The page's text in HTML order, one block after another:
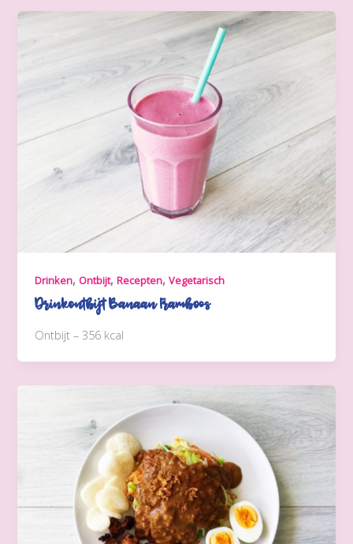
Drinken, Ontbijt,Recepten,Vegetarisch
Drinkontbijt Banaan Framboos
Ontbijt – 356 kcal